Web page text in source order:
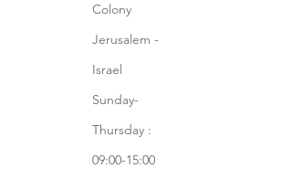
Colony
Jerusalem -
Israel
Sunday-
Thursday :
09:00-15:00